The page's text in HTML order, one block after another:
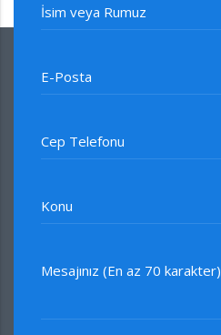
İsim veya Rumuz
E-Posta
Cep Telefonu
Konu
Mesajınız (En az 70 karakter)